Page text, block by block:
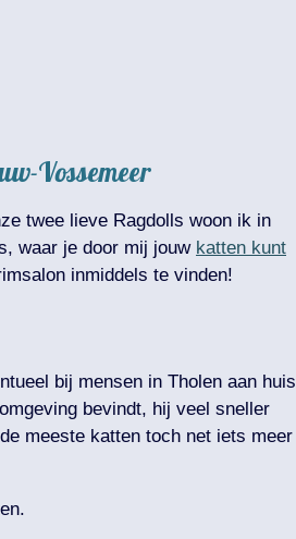
Vossemeer
twee lieve Ragdolls woon ik in
waar je door mij jouw katten kunt
inmiddels te vinden!
bij mensen in Tholen aan huis
bevindt, hij veel sneller
meeste katten toch net iets meer